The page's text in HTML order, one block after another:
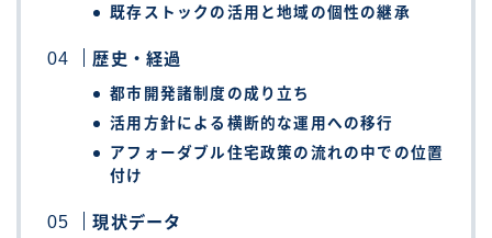
既存ストックの活用と地域の個性の継承
歴史・経過
都市開発諸制度の成り立ち
活用方針による横断的な運用への移行
アフォーダブル住宅政策の流れの中での位置
付け
現状データ